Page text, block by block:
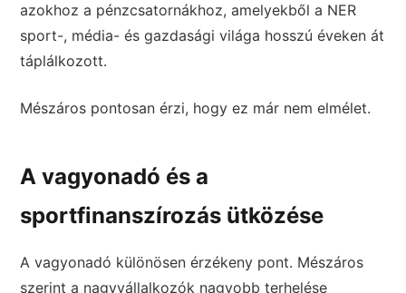
azokhoz a pénzcsatornákhoz, amelyekből a NER
sport-, média- és gazdasági világa hosszú éveken át
táplálkozott.
Mészáros pontosan érzi, hogy ez már nem elmélet.
A vagyonadó és a
sportfinanszírozás ütközése
A vagyonadó különösen érzékeny pont. Mészáros
szerint a nagyvállalkozók nagyobb terhelése